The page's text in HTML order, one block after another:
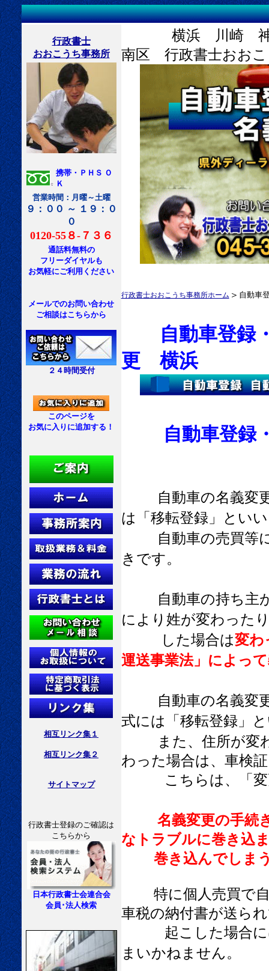
行政書士
おおこうち事務所
携帯・ＰＨＳ Ｏ
Ｋ
営業時間：月曜～土曜
９：００ ～ １９：０
０
0120-55８-７３６
通話料無料の
フリーダイヤルも
お気軽にご利用ください
メールでのお問い合わせ
ご相談はこちらから
２４時間受付
このページを
お気に入りに追加する！
相互リンク集１
相互リンク集２
サイトマップ
行政書士登録のご確認は
こちらから
日本行政書士会連合会
会員･法人検索
横浜 川崎 神奈
南区 行政書士おおこ
行政書士おおこうち事務所ホーム ＞ 自動車
自動車登録・
更 横浜
自動車登録・
自動車の名義変
は「移転登録」とい
自動車の売買等
きです。
自動車の持ち主
により姓が変わった
した場合は変わ
運送事業法」によっ
自動車の名義変
式には「移転登録」
また、住所が変
わった場合は、車検
こちらは、「変
名義変更の手続
なトラブルに巻き込
巻き込んでしまう
特に個人売買で
車税の納付書が送ら
起こした場合には
まいかねません。